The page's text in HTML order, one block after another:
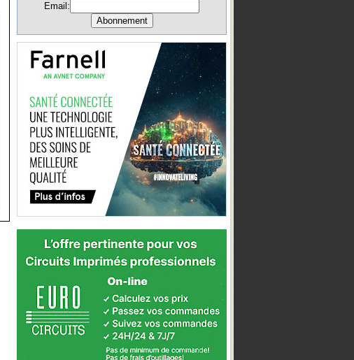
Email: